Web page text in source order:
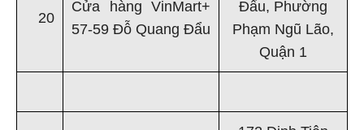
20
Cửa hàng VinMart+
57-59 Đỗ Quang Đẩu
Đẩu, Phường
Phạm Ngũ Lão,
Quận 1